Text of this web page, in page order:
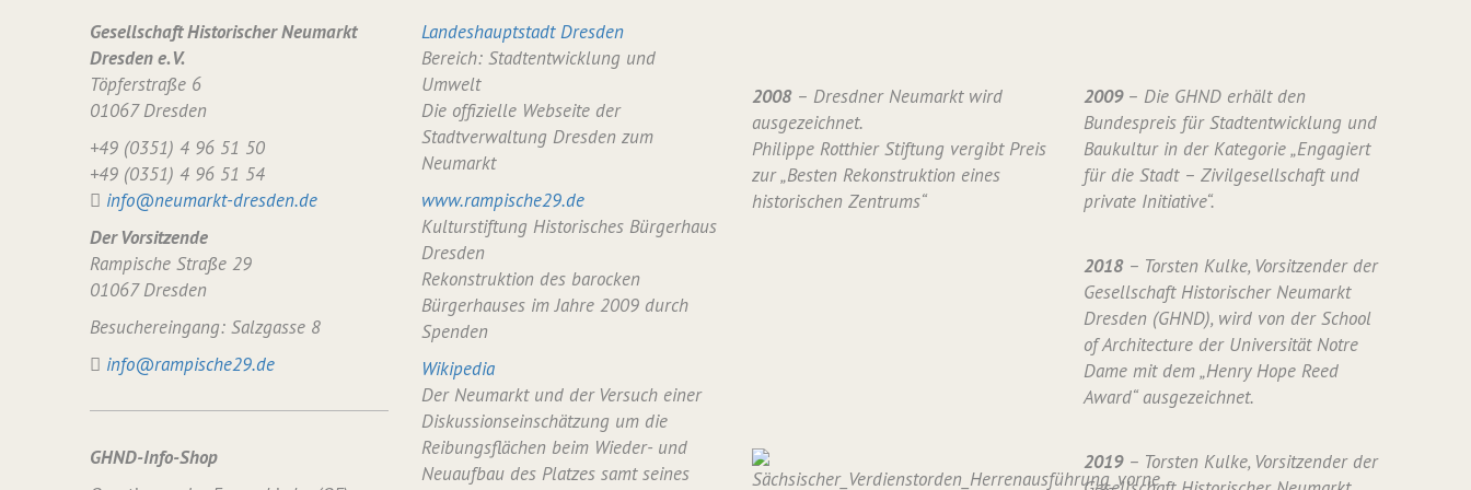
Gesellschaft Historischer Neumarkt
Dresden e. V.
Töpferstraße 6
01067 Dresden
+49 (0351) 4 96 51 50
+49 (0351) 4 96 51 54
info@neumarkt-dresden.de
Der Vorsitzende
Rampische Straße 29
01067 Dresden
Besuchereingang: Salzgasse 8
info@rampische29.de
GHND-Info-Shop
Landeshauptstadt Dresden
Bereich: Stadtentwicklung und
Umwelt
Die offizielle Webseite der
Stadtverwaltung Dresden zum
Neumarkt
www.rampische29.de
Kulturstiftung Historisches Bürgerhaus
Dresden
Rekonstruktion des barocken
Bürgerhauses im Jahre 2009 durch
Spenden
Wikipedia
Der Neumarkt und der Versuch einer
Diskussionseinschätzung um die
Reibungsflächen beim Wieder- und
Neuaufbau des Platzes samt seines
2008– Dresdner Neumarkt wird
ausgezeichnet.
Philippe Rotthier Stiftung vergibt Preis
zur „Besten Rekonstruktion eines
historischen Zentrums“
2009 – Die GHND erhält den
Bundespreis für Stadtentwicklung und
Baukultur in der Kategorie „Engagiert
für die Stadt – Zivilgesellschaft und
private Initiative“.
2018– Torsten Kulke, Vorsitzender der
Gesellschaft Historischer Neumarkt
Dresden (GHND), wird von der School
of Architecture der Universität Notre
Dame mit dem „Henry Hope Reed
Award“ ausgezeichnet.
2019– Torsten Kulke, Vorsitzender der